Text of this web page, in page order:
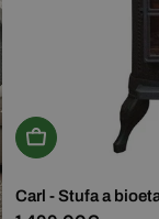
Aggiungi Al
Carl - Stufa a